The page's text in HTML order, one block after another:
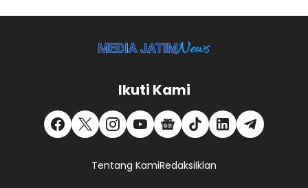
Ikuti Kami
Tentang KamiRedaksiIklan